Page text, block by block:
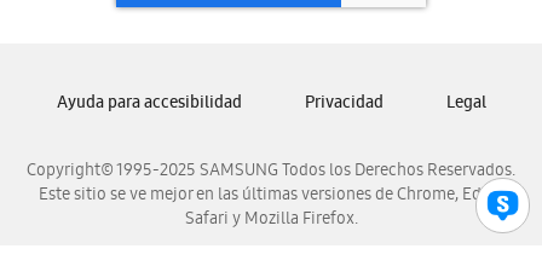
Samsung Panamá
Samsung Venezuela
Copyright© 1995-2025 SAMSUNG Todos los Derechos Reservados.
Este sitio se ve mejor en las últimas versiones de Chrome, Edge,
Safari y Mozilla Firefox.
Ayuda para accesibilidad Privacidad Legal